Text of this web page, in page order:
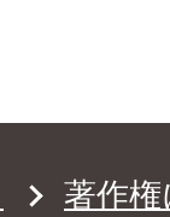
著作